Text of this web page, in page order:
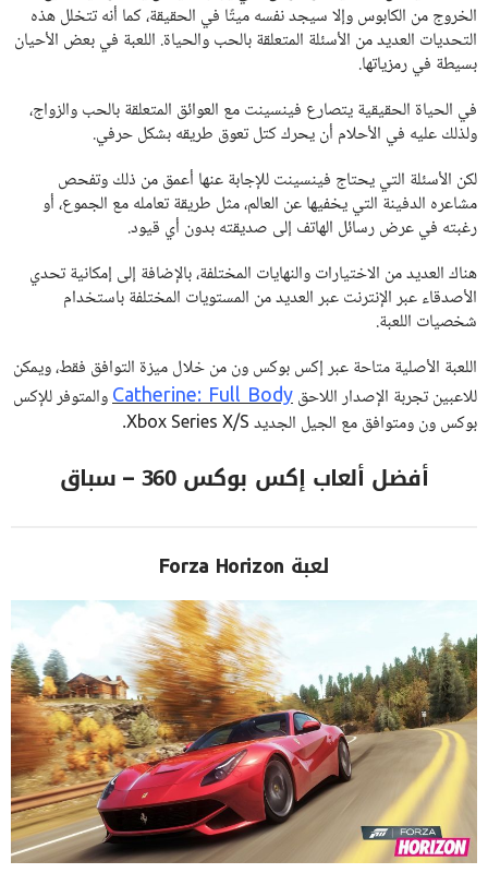
الخروج من الكابوس وإلا سيجد نفسه ميتًا في الحقيقة، كما أنه تتخلل هذه
التحديات العديد من الأسئلة المتعلقة بالحب والحياة. اللعبة في بعض الأحيان
بسيطة في رمزياتها.
في الحياة الحقيقية يتصارع فينسينت مع العوائق المتعلقة بالحب والزواج،
ولذلك عليه في الأحلام أن يحرك كتل تعوق طريقه بشكل حرفي.
لكن الأسئلة التي يحتاج فينسينت للإجابة عنها أعمق من ذلك وتفحص
مشاعره الدفينة التي يخفيها عن العالم، مثل طريقة تعامله مع الجموع، أو
رغبته في عرض رسائل الهاتف إلى صديقته بدون أي قيود.
هناك العديد من الاختيارات والنهايات المختلفة، بالإضافة إلى إمكانية تحدي
الأصدقاء عبر الإنترنت عبر العديد من المستويات المختلفة باستخدام
شخصيات اللعبة.
اللعبة الأصلية متاحة عبر إكس بوكس ون من خلال ميزة التوافق فقط، ويمكن
للاعبين تجربة الإصدار اللاحقCatherine: Full Bodyوالمتوفر للإكس
بوكس ون ومتوافق مع الجيل الجديد Xbox Series X/S.
أفضل ألعاب إكس بوكس 360 – سباق
لعبة Forza Horizon